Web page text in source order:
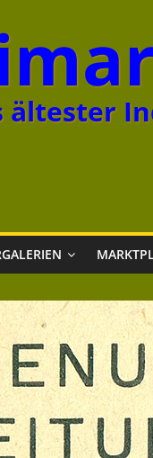
ältester